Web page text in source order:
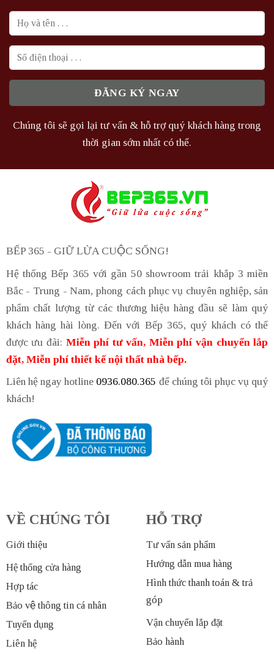
Chúng tôi sẽ gọi lại tư vấn & hỗ trợ quý khách hàng trong
thời gian sớm nhất có thể.
BẾP 365 - GIỮ LỬA CUỘC SỐNG!
Hệ thống Bếp 365 với gần 50 showroom trải khắp 3 miền
Bắc - Trung - Nam, phong cách phục vụ chuyên nghiệp, sản
phẩm chất lượng từ các thương hiệu hàng đầu sẽ làm quý
khách hàng hài lòng. Đến với Bếp 365, quý khách có thể
được ưu đãi: Miễn phí tư vấn, Miễn phí vận chuyển lắp
đặt, Miễn phí thiết kế nội thất nhà bếp.
Liên hệ ngay hotline 0936.080.365 để chúng tôi phục vụ quý
khách!
VỀ CHÚNG TÔI
Giới thiệu
Hệ thống cửa hàng
Hợp tác
Bảo vệ thông tin cá nhân
Tuyển dụng
Liên hệ
HỖ TRỢ
Tư vấn sản phẩm
Hướng dẫn mua hàng
Hình thức thanh toán & trả
góp
Vận chuyển lắp đặt
Bảo hành